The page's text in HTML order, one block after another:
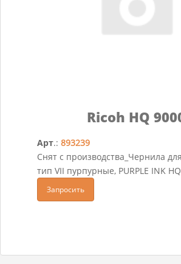
Ricoh HQ
Арт.: 893239
Снят с производства_Чернила
тип VII пурпурные, PURPLE INK
Запросить